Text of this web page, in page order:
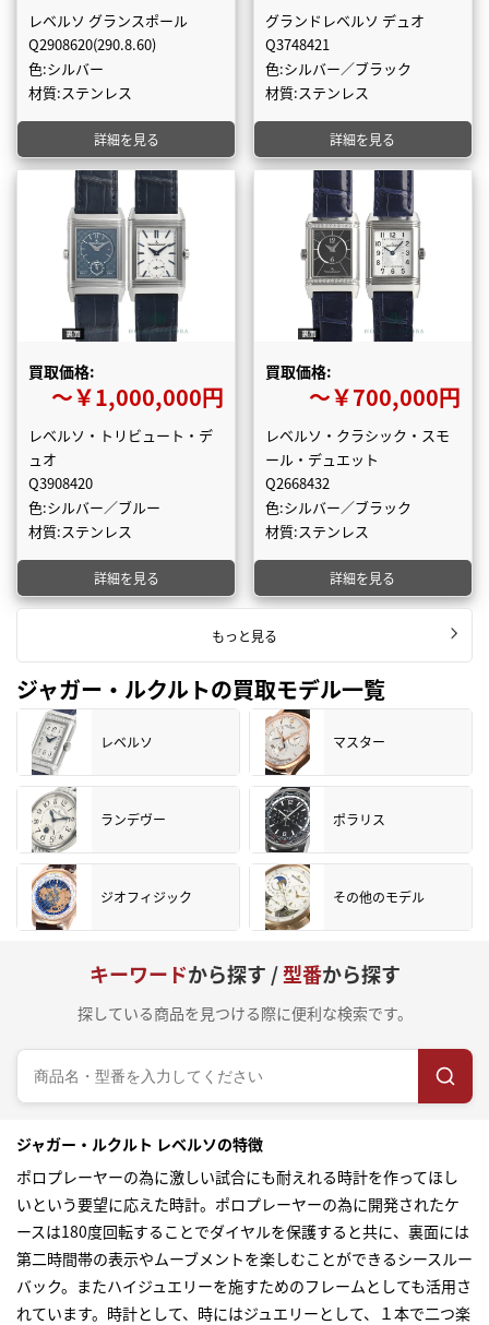
レベルソ グランスポール
Q2908620(290.8.60)
色:シルバー
材質:ステンレス
詳細を見る
グランドレベルソ デュオ
Q3748421
色:シルバー／ブラック
材質:ステンレス
詳細を見る
買取価格:
〜￥1,000,000円
レベルソ・トリビュート・デ
ュオ
Q3908420
色:シルバー／ブルー
材質:ステンレス
詳細を見る
買取価格:
〜￥700,000円
レベルソ・クラシック・スモ
ール・デュエット
Q2668432
色:シルバー／ブラック
材質:ステンレス
詳細を見る
もっと見る
ジャガー・ルクルトの買取モデル一覧
レベルソ マスター
ランデヴー ポラリス
ジオフィジック その他のモデル
キーワードから探す /型番から探す
探している商品を見つける際に便利な検索です。
ジャガー・ルクルト レベルソの特徴
ポロプレーヤーの為に激しい試合にも耐えれる時計を作ってほし
いという要望に応えた時計。ポロプレーヤーの為に開発されたケ
ースは180度回転することでダイヤルを保護すると共に、裏面には
第二時間帯の表示やムーブメントを楽しむことができるシースルー
バック。またハイジュエリーを施すためのフレームとしても活用さ
れています。時計として、時にはジュエリーとして、１本で二つ楽